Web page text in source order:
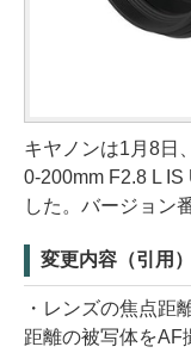
キヤノンは1月8日
0-200mm F2.8 L
した。バージョン
変更内容（引用）
・レンズの焦点距
距離の被写体をAF